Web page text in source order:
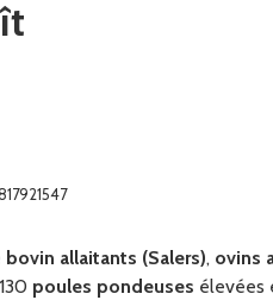
bovin allaitants (Salers), ovins
poules pondeuses élevées